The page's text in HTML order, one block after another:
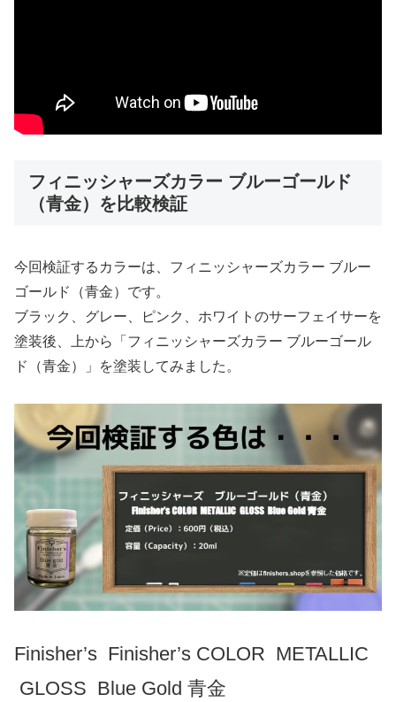
フィニッシャーズカラー ブルーゴールド
（青金）を比較検証
今回検証するカラーは、フィニッシャーズカラー ブルー
ゴールド（青金）です。
ブラック、グレー、ピンク、ホワイトのサーフェイサーを
塗装後、上から「フィニッシャーズカラー ブルーゴール
ド（青金）」を塗装してみました。
Finisher’s Finisher’s COLOR METALLIC
GLOSS Blue Gold 青金